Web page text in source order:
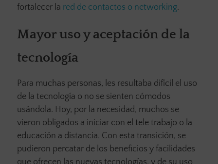
fortalecer la red de contactos o networking.
Mayor uso y aceptación de la
tecnología
Para muchas personas, les resultaba difícil el uso
de la tecnología o no se sienten cómodos
usándola. Hoy, por la necesidad, muchos se
vieron obligados a iniciar con el tele trabajo o la
educación a distancia. Con esta transición, se
pudieron percatar de los beneficios y facilidades
que ofrecen las nuevas tecnologías, y de su uso